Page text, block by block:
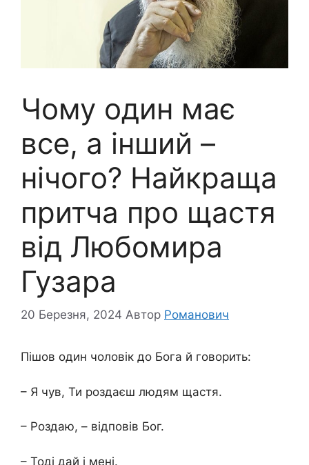
Чому один має
все, а інший –
нічого? Найкраща
притча про щастя
від Любомира
Гузара
20 Березня, 2024 Автор Романович
Пішов один чоловік до Бога й говорить:
– Я чув, Ти роздаєш людям щастя.
– Роздаю, – відповів Бог.
– Тоді дай і мені.